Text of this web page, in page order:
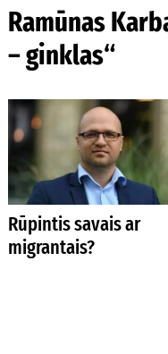
Ramūnas
– ginklas“
Rūpintis savais ar
migrantais?